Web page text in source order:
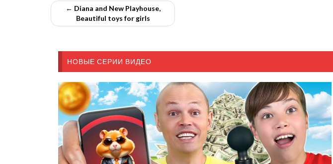
← Diana and New Playhouse,
Beautiful toys for girls
НОВЫЕ СЕРИИ ВИДЕО